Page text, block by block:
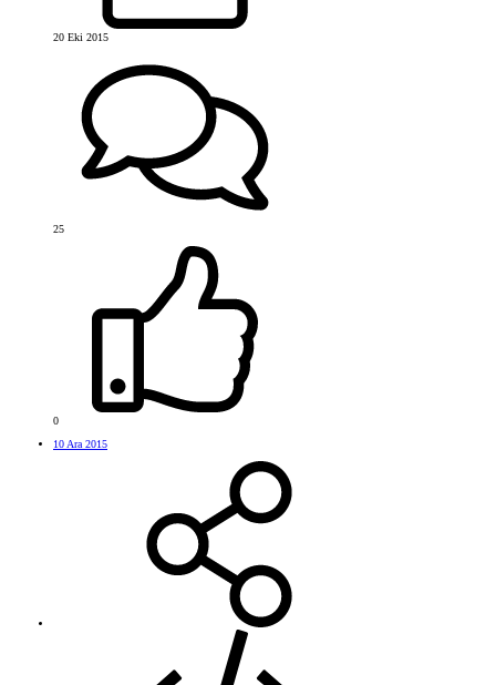
20 Eki 2015
25
0
10 Ara 2015